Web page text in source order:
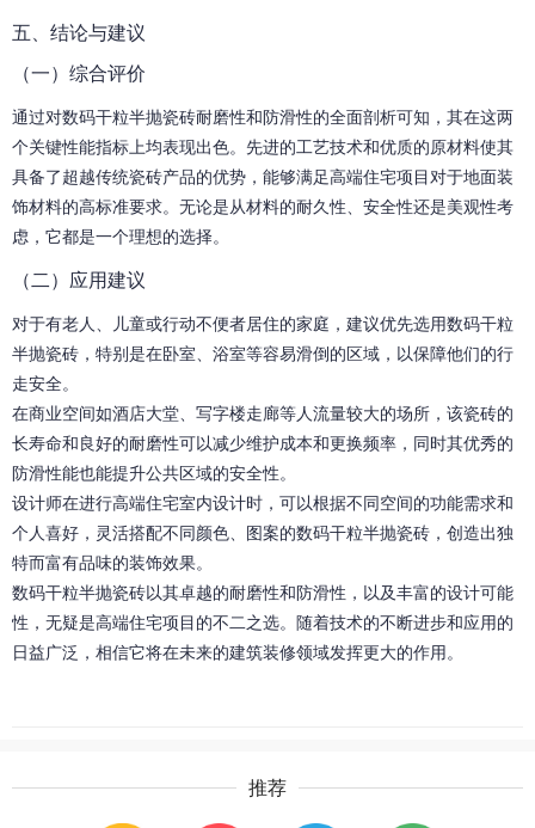
五、结论与建议
（一）综合评价
通过对数码干粒半抛瓷砖耐磨性和防滑性的全面剖析可知，其在这两
个关键性能指标上均表现出色。先进的工艺技术和优质的原材料使其
具备了超越传统瓷砖产品的优势，能够满足高端住宅项目对于地面装
饰材料的高标准要求。无论是从材料的耐久性、安全性还是美观性考
虑，它都是一个理想的选择。
（二）应用建议
对于有老人、儿童或行动不便者居住的家庭，建议优先选用数码干粒
半抛瓷砖，特别是在卧室、浴室等容易滑倒的区域，以保障他们的行
走安全。
在商业空间如酒店大堂、写字楼走廊等人流量较大的场所，该瓷砖的
长寿命和良好的耐磨性可以减少维护成本和更换频率，同时其优秀的
防滑性能也能提升公共区域的安全性。
设计师在进行高端住宅室内设计时，可以根据不同空间的功能需求和
个人喜好，灵活搭配不同颜色、图案的数码干粒半抛瓷砖，创造出独
特而富有品味的装饰效果。
数码干粒半抛瓷砖以其卓越的耐磨性和防滑性，以及丰富的设计可能
性，无疑是高端住宅项目的不二之选。随着技术的不断进步和应用的
日益广泛，相信它将在未来的建筑装修领域发挥更大的作用。
推荐